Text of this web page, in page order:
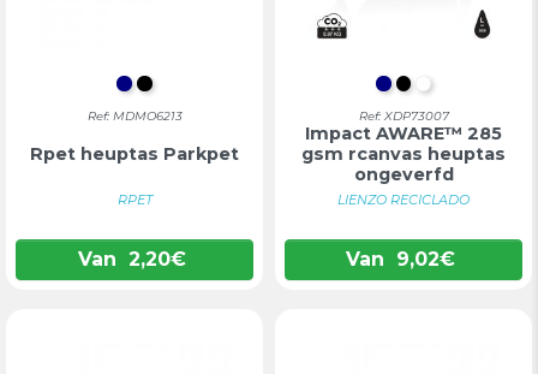
DONKERBLAUW
ZWART
Ref: MDMO6213
Rpet heuptas Parkpet
RPET
Van 2,20€
ZWART
WIT
Ref: XDP73007
Impact AWARE™ 285
gsm rcanvas heuptas
ongeverfd
LIENZO RECICLADO
Van 9,02€